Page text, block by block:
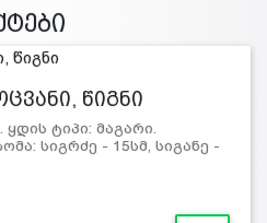
წიგნი
ტიპი: მაგარი.
სიგრძე - 15სმ, სიგანე -